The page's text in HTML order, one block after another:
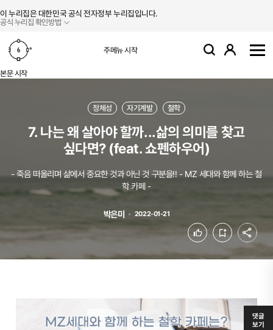
이 누리집은 대한민국 공식 전자정부 누리집입니다.
공식 누리집 확인방법
주메뉴 시작 검색 로그인
본문 시작
정체성 자기계발 철학
7. 나는 왜 살아야 할까...삶의 의미를 찾고
싶다면? (feat. 쇼펜하우어)
- 죽음 떠올리며 삶에서 중요한 것과 아닌 것 구분을!! - MZ 세대와 함께 하는 철
학 카페 -
박은미 2022-01-21
좋아요 북마크
댓글
보기